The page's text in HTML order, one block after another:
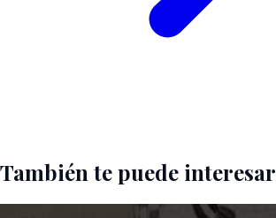
También te puede interesar